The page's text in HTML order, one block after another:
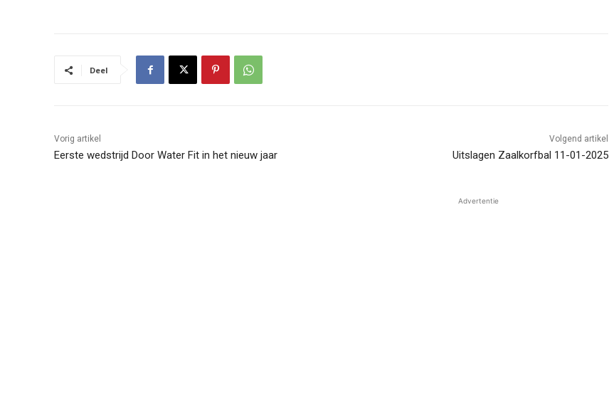
Deel
Vorig artikel
Eerste wedstrijd Door Water Fit in het nieuw jaar
Volgend artikel
Uitslagen Zaalkorfbal 11-01-2025
Advertentie